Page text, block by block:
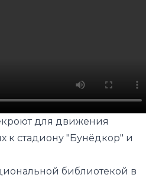
для движения
к стадиону "Бунёдкор" и
библиотекой в